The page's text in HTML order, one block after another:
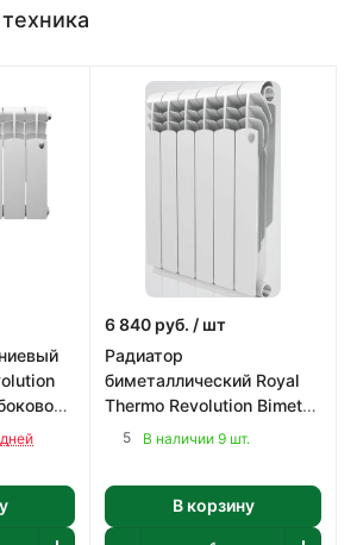
6 840 руб. / шт
Радиатор
биметаллический Royal
Thermo Revolution Bimetall
500/80, 6 секц., боковое
5 В наличии 9 шт.
В корзину